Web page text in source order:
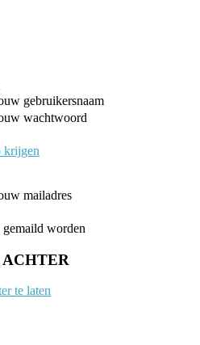
gebruikersnaam
wachtwoord
krijgen
mailadres
worden
te laten